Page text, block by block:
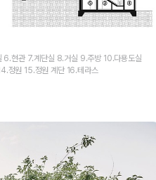
6.현관 7.계단실 8.거실 9.주방 10.다용도실
정원 15.정원 계단 16.테라스